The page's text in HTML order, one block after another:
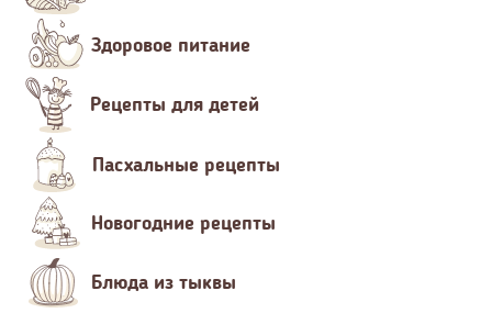
Здоровое питание
Рецепты для детей
Пасхальные рецепты
Новогодние рецепты
Блюда из тыквы